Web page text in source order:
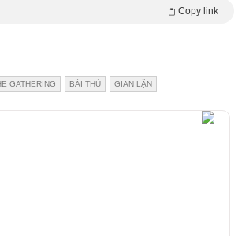
Copy link
GATHERING BÀI THỦ GIAN LẬN